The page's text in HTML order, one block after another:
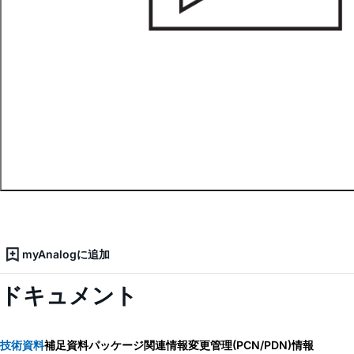
myAnalogに追加
ドキュメント
技術資料補足資料パッケージ関連情報変更管理(PCN/PDN)情報